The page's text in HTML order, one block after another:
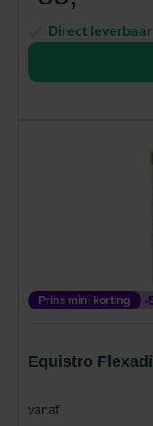
Direct leverbaar
Prins mini korting -
Equistro
vanaf